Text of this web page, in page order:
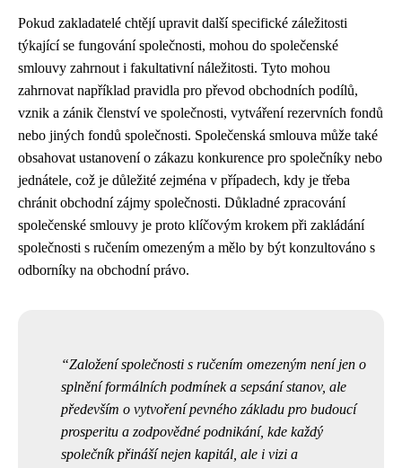
Pokud zakladatelé chtějí upravit další specifické záležitosti
týkající se fungování společnosti, mohou do společenské
smlouvy zahrnout i fakultativní náležitosti. Tyto mohou
zahrnovat například pravidla pro převod obchodních podílů,
vznik a zánik členství ve společnosti, vytváření rezervních fondů
nebo jiných fondů společnosti. Společenská smlouva může také
obsahovat ustanovení o zákazu konkurence pro společníky nebo
jednátele, což je důležité zejména v případech, kdy je třeba
chránit obchodní zájmy společnosti. Důkladné zpracování
společenské smlouvy je proto klíčovým krokem při zakládání
společnosti s ručením omezeným a mělo by být konzultováno s
odborníky na obchodní právo.
Založení společnosti s ručením omezeným není jen o
splnění formálních podmínek a sepsání stanov, ale
především o vytvoření pevného základu pro budoucí
prosperitu a zodpovědné podnikání, kde každý
společník přináší nejen kapitál, ale i vizi a